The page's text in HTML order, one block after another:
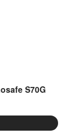
S70G